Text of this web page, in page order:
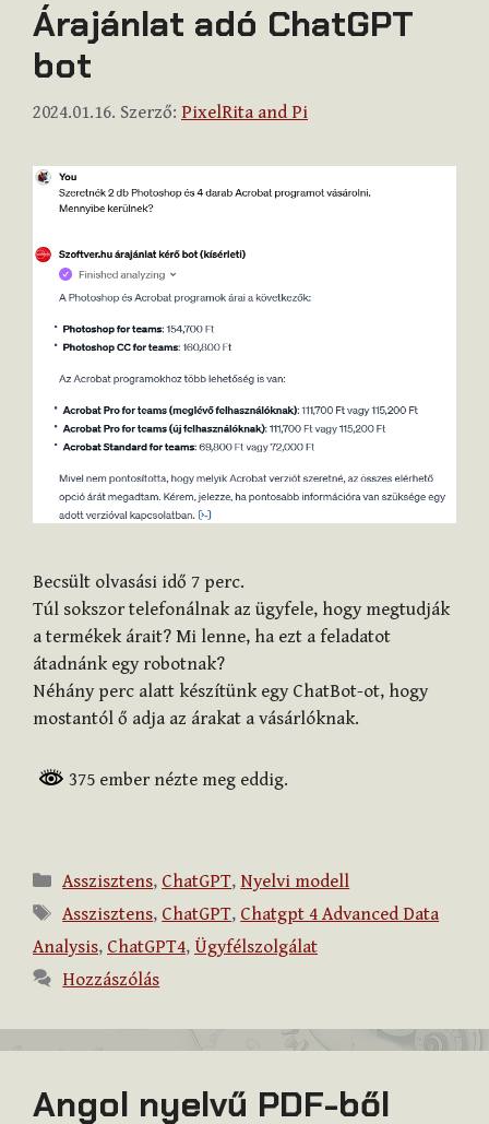
Árajánlat adó ChatGPT
bot
2024.01.16. Szerző: PixelRita and Pi
Becsült olvasási idő 7 perc.
Túl sokszor telefonálnak az ügyfele, hogy megtudják
a termékek árait? Mi lenne, ha ezt a feladatot
átadnánk egy robotnak?
Néhány perc alatt készítünk egy ChatBot-ot, hogy
mostantól ő adja az árakat a vásárlóknak.
375 ember nézte meg eddig.
Kategória
Asszisztens, ChatGPT, Nyelvi modell
Címkék
Asszisztens, ChatGPT, Chatgpt 4 Advanced Data
Analysis, ChatGPT4, Ügyfélszolgálat
Hozzászólás
Angol nyelvű PDF-ből